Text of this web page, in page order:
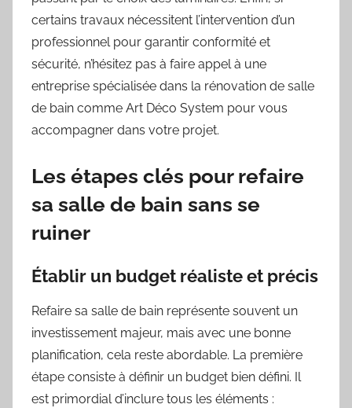
certains travaux nécessitent l’intervention d’un
professionnel pour garantir conformité et
sécurité, n’hésitez pas à faire appel à une
entreprise spécialisée dans la rénovation de salle
de bain comme Art Déco System pour vous
accompagner dans votre projet.
Les étapes clés pour refaire
sa salle de bain sans se
ruiner
Établir un budget réaliste et précis
Refaire sa salle de bain représente souvent un
investissement majeur, mais avec une bonne
planification, cela reste abordable. La première
étape consiste à définir un budget bien défini. Il
est primordial d’inclure tous les éléments :